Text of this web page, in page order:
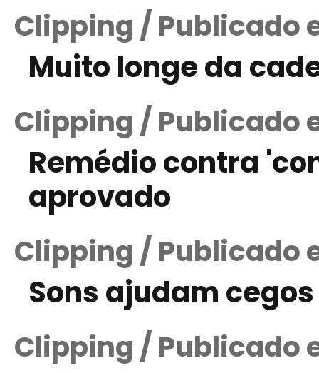
Clipping / Publicado
Muito longe da
Clipping / Publicado
Remédio contra
aprovado
Clipping / Publicado
Sons ajudam
Clipping / Publicado